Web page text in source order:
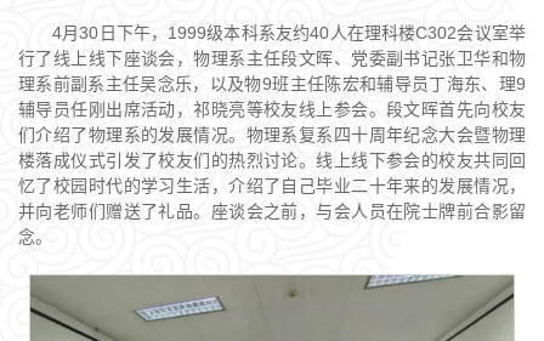
4月30日下午，1999级本科系友约40人在理科楼C302会议室举
行了线上线下座谈会，物理系主任段文晖、党委副书记张卫华和物
理系前副系主任吴念乐，以及物9班主任陈宏和辅导员丁海东、理9
辅导员任刚出席活动，祁晓亮等校友线上参会。段文晖首先向校友
们介绍了物理系的发展情况。物理系复系四十周年纪念大会暨物理
楼落成仪式引发了校友们的热烈讨论。线上线下参会的校友共同回
忆了校园时代的学习生活，介绍了自己毕业二十年来的发展情况，
并向老师们赠送了礼品。座谈会之前，与会人员在院士牌前合影留
念。